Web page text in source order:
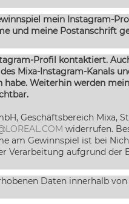
mein Instagram-
und meine Postanschrift
Profil kontaktiert.
Mixa-Instagram-Kanals
habe. Weiterhin werden
Geschäftsbereich Mixa,
widerrufen.
am Gewinnspiel ist bei
Verarbeitung aufgrund der
Daten innerhalb von